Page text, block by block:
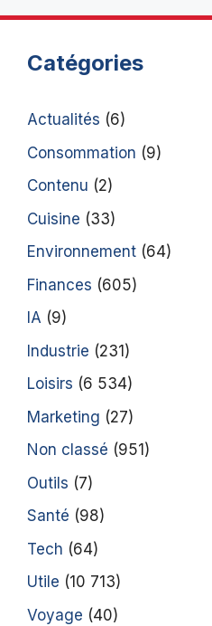
Catégories
Actualités (6)
Consommation (9)
Contenu (2)
Cuisine (33)
Environnement (64)
Finances (605)
IA (9)
Industrie (231)
Loisirs (6 534)
Marketing (27)
Non classé (951)
Outils (7)
Santé (98)
Tech (64)
Utile (10 713)
Voyage (40)